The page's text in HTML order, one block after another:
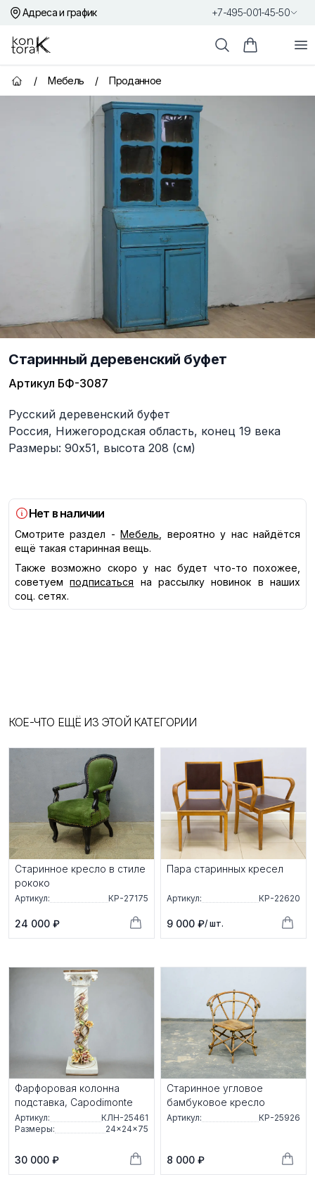
Адреса и график +7-495-001-45-50
Контора К
ПоискКорзина
Главная страница
/ Мебель / Проданное
Старинный деревенский буфет
Артикул БФ-3087
Описание
Русский деревенский буфет
Россия, Нижегородская область, конец 19 века
Размеры: 90х51, высота 208 (см)
Нет в наличии
Смотрите раздел - Мебель , вероятно у нас найдётся
ещё такая старинная вещь.
Также возможно скоро у нас будет что-то похожее,
советуем
подписаться
на рассылку новинок в наших
соц. сетях.
КОЕ-ЧТО ЕЩЁ ИЗ ЭТОЙ КАТЕГОРИИ
Старинное кресло в стиле
рококо
Артикул: КР-27175
24 000 ₽
Пара старинных кресел
Артикул: КР-22620
9 000 ₽/ шт.
Фарфоровая колонна
подставка, Capodimonte
Артикул:
КЛН-25461
Размеры:
24×24×75
30 000 ₽
Старинное угловое
бамбуковое кресло
Артикул: КР-25926
8 000 ₽